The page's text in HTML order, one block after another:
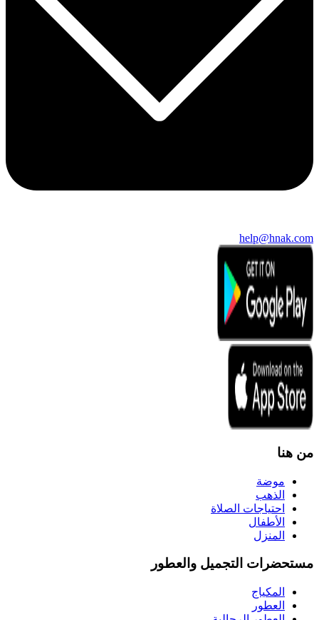
help@hnak.com
من هنا
موضة
الذهب
احتياجات الصلاة
الأطفال
المنزل
مستحضرات التجميل والعطور
المكياج
العطور